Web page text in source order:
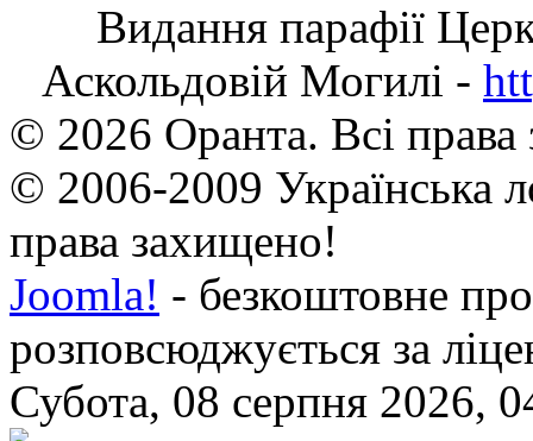
Видання парафії
Аскольдовій Могилі -
© 2026 Оранта. Всі
© 2006-2009 Українська
права захищено!
Joomla! - безкоштовне
розповсюджується за
Субота, 08 серпня 2026,